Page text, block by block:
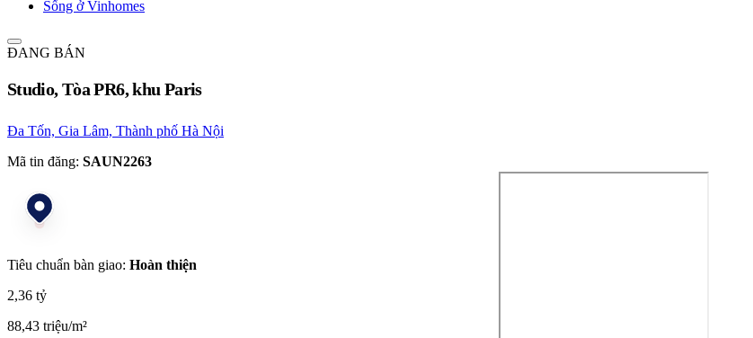
Sống ở Vinhomes
ĐANG BÁN
Studio, Tòa PR6, khu Paris
Đa Tốn, Gia Lâm, Thành phố Hà Nội
Mã tin đăng: SAUN2263
Tiêu chuẩn bàn giao: Hoàn thiện
2,36 tỷ
88,43 triệu/m²